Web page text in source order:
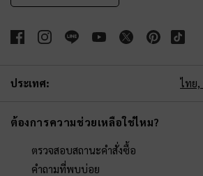
ประเทศ: ไทย,
ต้องการความช่วยเหลือใช่ไหม?
ตรวจสอบสถานะคำสั่งซื้อ
คำถามที่พบบ่อย